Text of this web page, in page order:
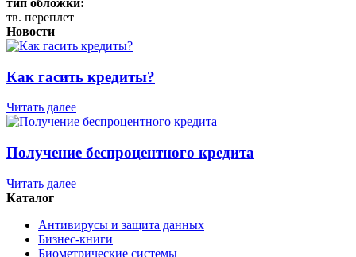
тв. переплет
Новости
Как гасить кредиты?
Читать далее
Получение беспроцентного кредита
Читать далее
Каталог
Антивирусы и защита данных
Бизнес-книги
Биометрические системы